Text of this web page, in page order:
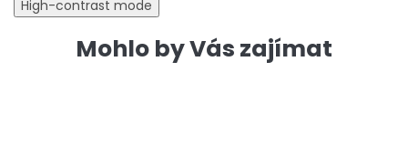
High-contrast mode
Mohlo by Vás zajímat